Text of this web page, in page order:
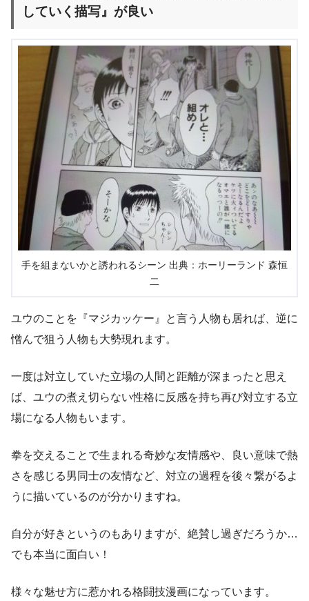
していく描写』が良い
手を組まないかと誘われるシーン 出典：ホーリーランド 森恒
二
ユウのことを『マジカッケー』と言う人物も居れば、逆に
憎んで狙う人物も大勢現れます。
一度は対立していた立場の人間と距離が深まったと思え
ば、ユウの煮え切らない性格に反感を持ち再び対立する立
場になる人物もいます。
拳を交えることで生まれる奇妙な友情感や、良い意味で熱
さを感じる男同士の友情など、対立の過程を後々繋がるよ
うに描いているのが分かりますね。
自分が好きというのもありますが、絶賛し過ぎだろうか…
でも本当に面白い！
様々な魅せ方に惹かれる格闘技漫画になっています。